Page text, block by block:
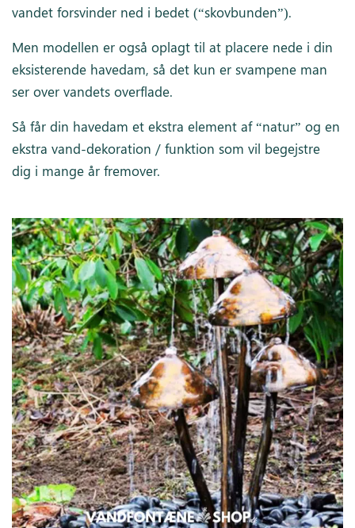
vandet forsvinder ned i bedet (“skovbunden”).
Men modellen er også oplagt til at placere nede i din
eksisterende havedam, så det kun er svampene man
ser over vandets overflade.
Så får din havedam et ekstra element af “natur” og en
ekstra vand-dekoration / funktion som vil begejstre
dig i mange år fremover.